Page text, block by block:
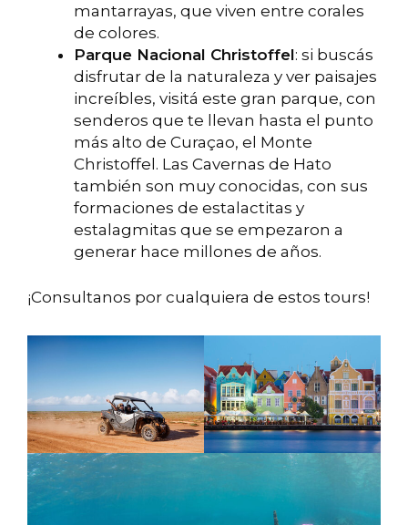
mantarrayas, que viven entre corales
de colores.
Parque Nacional Christoffel: si buscás
disfrutar de la naturaleza y ver paisajes
increíbles, visitá este gran parque, con
senderos que te llevan hasta el punto
más alto de Curaçao, el Monte
Christoffel. Las Cavernas de Hato
también son muy conocidas, con sus
formaciones de estalactitas y
estalagmitas que se empezaron a
generar hace millones de años.
¡Consultanos por cualquiera de estos tours!